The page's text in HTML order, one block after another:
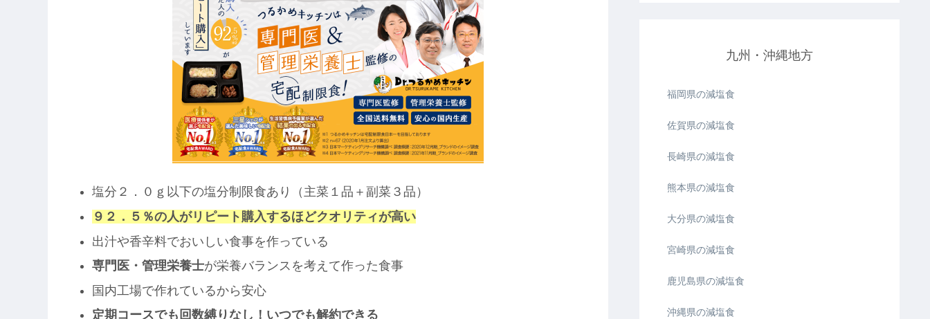
塩分２．０ｇ以下の塩分制限食あり（主菜１品＋副菜３品）
９２．５％の人がリピート購入するほどクオリティが高い
出汁や香辛料でおいしい食事を作っている
専門医・管理栄養士が栄養バランスを考えて作った食事
国内工場で作れているから安心
定期コースでも回数縛りなし！いつでも解約できる
九州・沖縄地方
福岡県の減塩食
佐賀県の減塩食
長崎県の減塩食
熊本県の減塩食
大分県の減塩食
宮崎県の減塩食
鹿児島県の減塩食
沖縄県の減塩食